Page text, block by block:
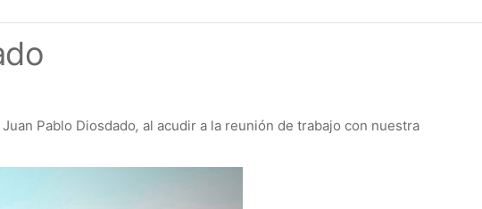
Pablo Diosdado, al acudir a la reunión de trabajo con nuestra